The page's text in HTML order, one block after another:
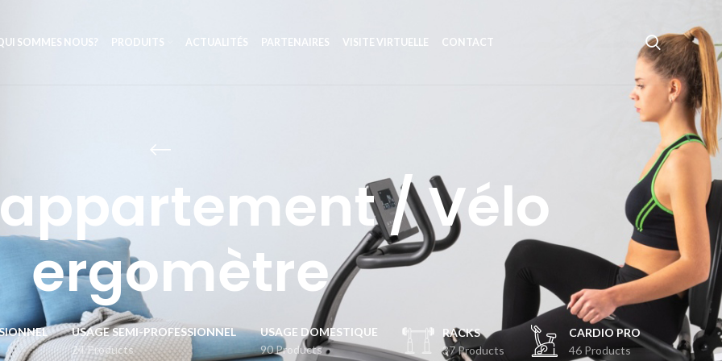
SOMMES NOUS? PRODUITS ACTUALITÉS PARTENAIRES VISITE VIRTUELLE CONTACT
/ Vélo
ergomètre
USAGE SEMI-PROFESSIONNEL
24 Products
USAGE DOMESTIQUE
90 Products
RACKS
37 Products
CARDIO PRO
46 Products